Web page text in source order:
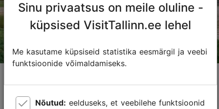
Muuseumide ja vaatamisväärsuste
Tegevused Tallinn Cardiga 15.04.2026
Sinu privaatsus on meile oluline -
küpsised VisitTallinn.ee lehel
Me kasutame küpsiseid statistika eesmärgil ja veebi
funktsioonide võimaldamiseks.
Nõutud: